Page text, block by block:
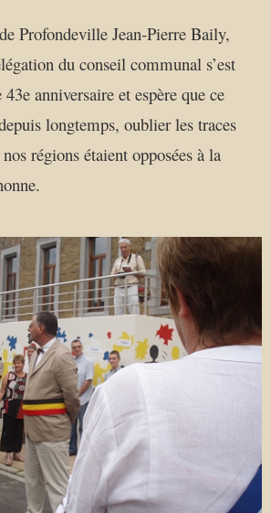
Profondeville Jean-Pierre Baily,
du conseil communal s’est
anniversaire et espère que ce
longtemps, oublier les traces
régions étaient opposées à la